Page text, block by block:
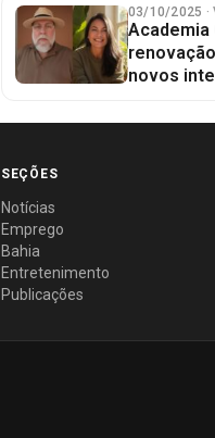
03/10/2025
novos
SEÇÕES
Notícias
Emprego
Bahia
Entretenimento
Publicações